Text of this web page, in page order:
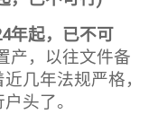
年起，已不可
产，以往文件备
几年法规严格，
头了。